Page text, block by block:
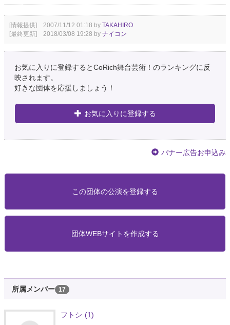
[情報提供] 2007/11/12 01:18 by TAKAHIRO
[最終更新] 2018/03/08 19:28 by ナイコン
お気に入りに登録するとCoRich舞台芸術！のランキングに反
映されます。
好きな団体を応援しましょう！
お気に入りに登録する
バナー広告お申込み
この団体の公演を登録する
団体WEBサイトを作成する
所属メンバー 17
フトシ (1)